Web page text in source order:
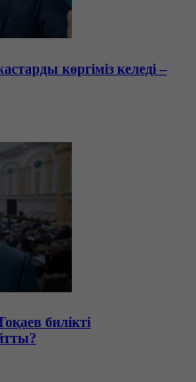
көргіміз келеді –
билікті